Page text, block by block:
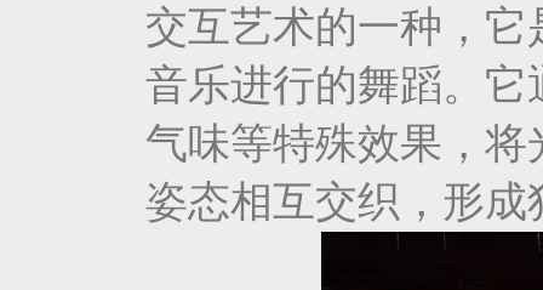
交互艺术的一种，
音乐进行的舞蹈。
气味等特殊效果，
姿态相互交织，形